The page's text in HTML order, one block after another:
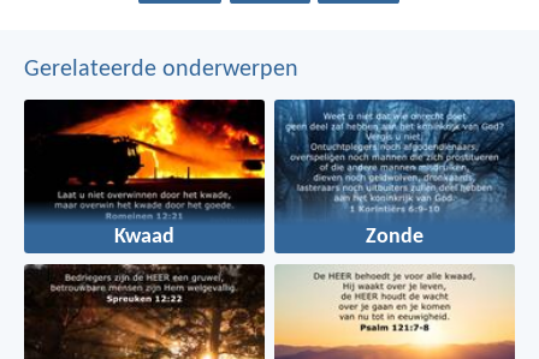
Gerelateerde onderwerpen
Kwaad Zonde